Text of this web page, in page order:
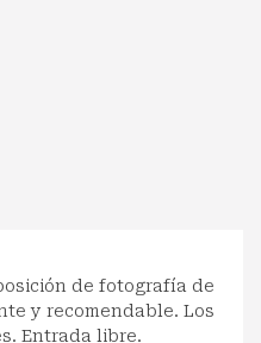
de fotografía de
y recomendable. Los
Entrada libre.